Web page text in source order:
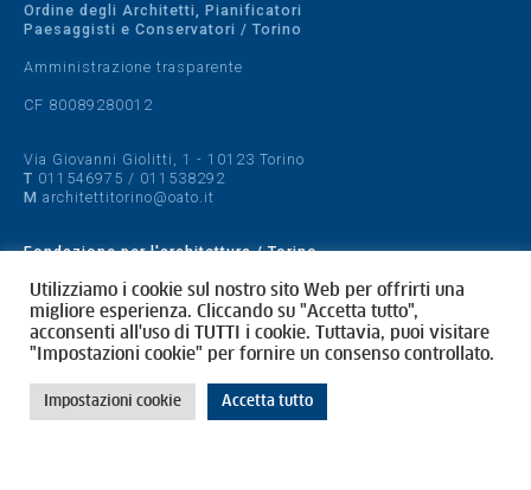
Ordine degli Architetti, Pianificatori
Paesaggisti e Conservatori / Torino
Amministrazione trasparente
CF 80089280012
Via Giovanni Giolitti, 1 - 10123 Torino
T 011546975 / 011538292
M architettitorino@oato.it
Fondazione per l'architettura / Torino
Designed by quattrolinee.it
Cookie Policy
Privacy Policy
Utilizziamo i cookie sul nostro sito Web per offrirti una
migliore esperienza. Cliccando su "Accetta tutto",
acconsenti all'uso di TUTTI i cookie. Tuttavia, puoi visitare
"Impostazioni cookie" per fornire un consenso controllato.
Impostazioni cookie Accetta tutto